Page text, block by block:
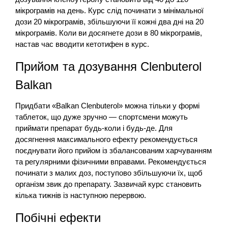
мікрограмів на день. Курс слід починати з мінімальної
дози 20 мікрограмів, збільшуючи її кожні два дні на 20
мікрограмів. Коли ви досягнете дози в 80 мікрограмів,
настав час вводити кетотифен в курс.
Прийом та дозування Clenbuterol
Balkan
Придбати «Balkan Clenbuterol» можна тільки у формі
таблеток, що дуже зручно — спортсмени можуть
приймати препарат будь-коли і будь-де. Для
досягнення максимального ефекту рекомендується
поєднувати його прийом із збалансованим харчуванням
та регулярними фізичними вправами. Рекомендується
починати з малих доз, поступово збільшуючи їх, щоб
організм звик до препарату. Зазвичай курс становить
кілька тижнів із наступною перервою.
Побічні ефекти